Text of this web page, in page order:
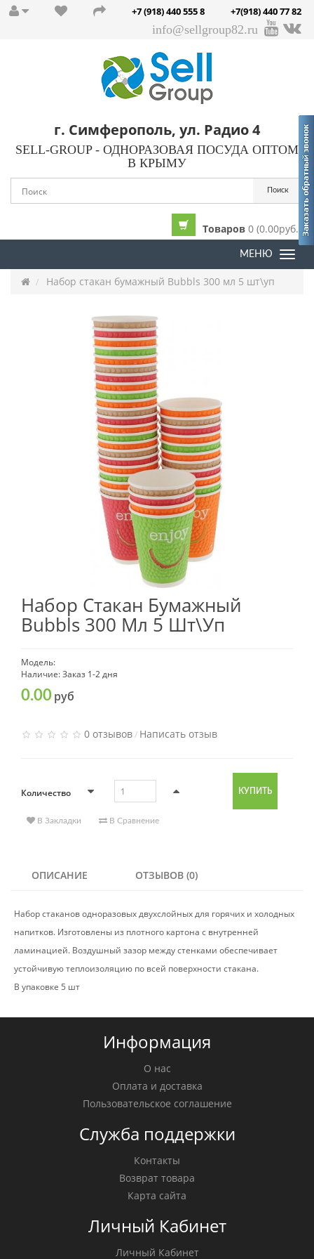
+7 (918) 440 555 8 +7(918) 440 77 82
info@sellgroup82.ru
г. Симферополь, ул. Радио 4
SELL-GROUP - ОДНОРАЗОВАЯ ПОСУДА ОПТОМ
В КРЫМУ
Поиск
Товаров 0 (0.00руб.)
МЕНЮ
Набор стакан бумажный Bubbls 300 мл 5 шт\уп
Набор Стакан Бумажный
Bubbls 300 Мл 5 Шт\уп
Модель:
Наличие: Заказ 1-2 дня
0.00руб
0 отзывов/ Написать отзыв
Количество КУПИТЬ
В Закладки В Сравнение
ОПИСАНИЕ ОТЗЫВОВ (0)
Набор стаканов одноразовых двухслойных для горячих и холодных
напитков. Изготовлены из плотного картона с внутренней
ламинацией. Воздушный зазор между стенками обеспечивает
устойчивую теплоизоляцию по всей поверхности стакана.
В упаковке 5 шт
Информация
О нас
Оплата и доставка
Пользовательское соглашение
Служба поддержки
Контакты
Возврат товара
Карта сайта
Личный Кабинет
Личный Кабинет